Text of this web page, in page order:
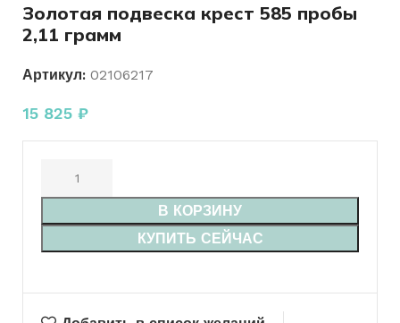
Золотая подвеска крест 585 пробы
2,11 грамм
Артикул: 02106217
15 825 ₽
В КОРЗИНУ
КУПИТЬ СЕЙЧАС